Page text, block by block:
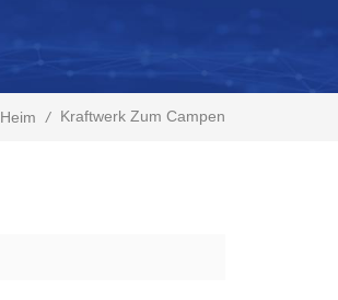
Heim / Kraftwerk Zum Campen